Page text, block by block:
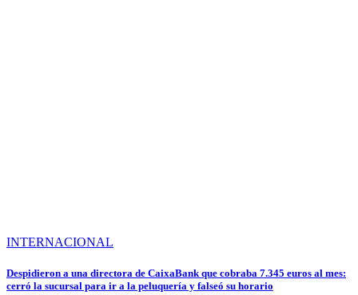
INTERNACIONAL
Despidieron a una directora de CaixaBank que cobraba 7.345 euros al mes:
cerró la sucursal para ir a la peluquería y falseó su horario